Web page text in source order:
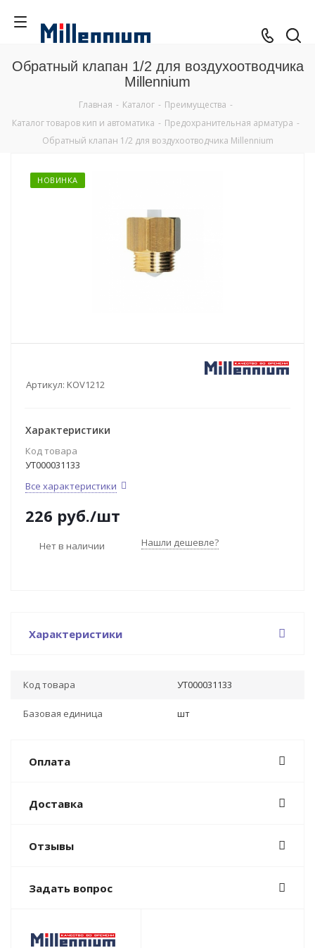
Обратный клапан 1/2 для воздухоотводчика
Millennium
Главная - Каталог - Преимущества -
Каталог товаров кип и автоматика - Предохранительная арматура -
Обратный клапан 1/2 для воздухоотводчика Millennium
НОВИНКА
Артикул: KOV1212
Характеристики
Код товара
УТ000031133
Все характеристики
226 руб./шт
Нет в наличии Нашли дешевле?
Характеристики
Код товара УТ000031133
Базовая единица шт
Оплата
Доставка
Отзывы
Задать вопрос